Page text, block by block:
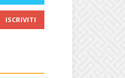
ISCRIVITI